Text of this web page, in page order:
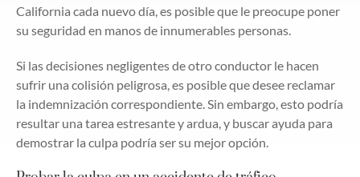
California cada nuevo día, es posible que le preocupe poner
su seguridad en manos de innumerables personas.
Si las decisiones negligentes de otro conductor le hacen
sufrir una colisión peligrosa, es posible que desee reclamar
la indemnización correspondiente. Sin embargo, esto podría
resultar una tarea estresante y ardua, y buscar ayuda para
demostrar la culpa podría ser su mejor opción.